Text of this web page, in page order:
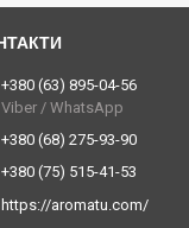
+380 (63) 895-04-56
Viber / WhatsApp
+380 (68) 275-93-90
+380 (75) 515-41-53
https://aromatu.com/